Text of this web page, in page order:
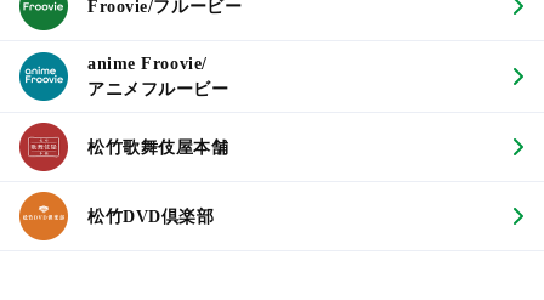
Froovie/フルービー
anime Froovie/
アニメフルービー
松竹歌舞伎屋本舗
松竹DVD倶楽部